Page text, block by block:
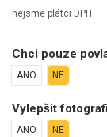
nejsme plátci DPH
Chci pouze
ANO NE
Vylepšit
ANO NE